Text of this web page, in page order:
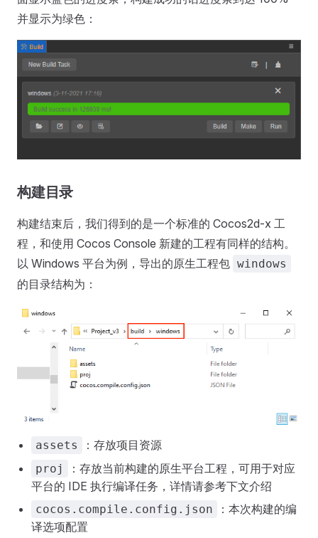
并显示为绿色：
构建目录
构建结束后，我们得到的是一个标准的 Cocos2d-x 工
程，和使用 Cocos Console 新建的工程有同样的结构。
以 Windows 平台为例，导出的原生工程包 windows
的目录结构为：
assets ：存放项目资源
proj
：存放当前构建的原生平台工程，可用于对应
平台的 IDE 执行编译任务，详情请参考下文介绍
cocos.compile.config.json
：本次构建的编
译选项配置